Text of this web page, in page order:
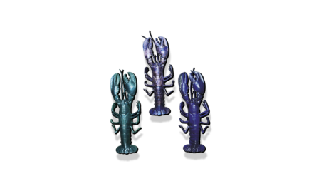
Lees meer over WIN! Een handgemaakte epoxy kreeft in een kleur